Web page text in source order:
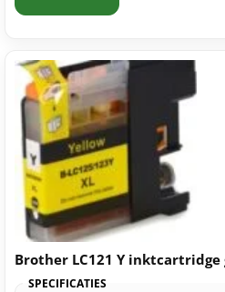
Brother LC121 Y
SPECIFICATIES